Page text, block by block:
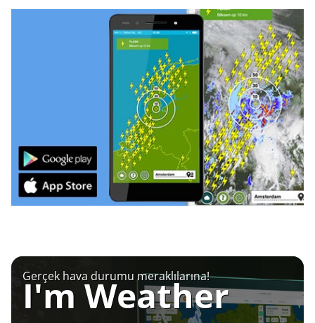
Gerçek hava durumu meraklılarına!
I'm Weather